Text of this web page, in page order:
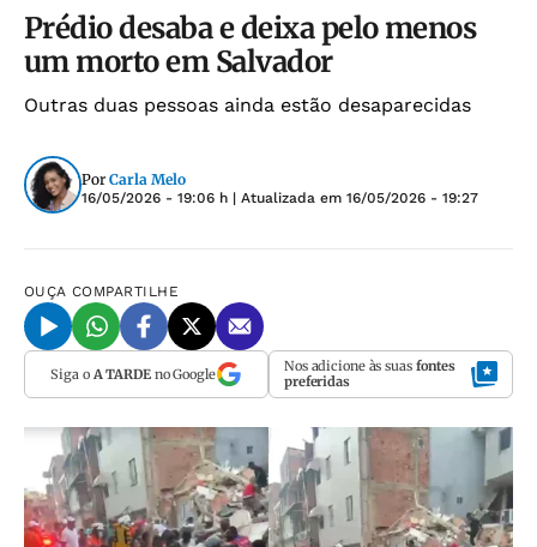
Prédio desaba e deixa pelo menos
um morto em Salvador
Outras duas pessoas ainda estão desaparecidas
Por Carla Melo
16/05/2026 - 19:06 h | Atualizada em 16/05/2026 - 19:27
OUÇA COMPARTILHE
Siga o A TARDEno Google Nos adicione às suas fontes
preferidas